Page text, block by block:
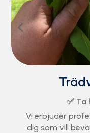
✅ Säker
Behöver du
utför allt